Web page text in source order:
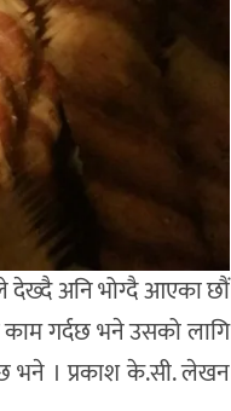
देख्दै अनि भोग्दै आएका छौं
काम गर्दछ भने उसको लागि
भने । प्रकाश के.सी. लेखन